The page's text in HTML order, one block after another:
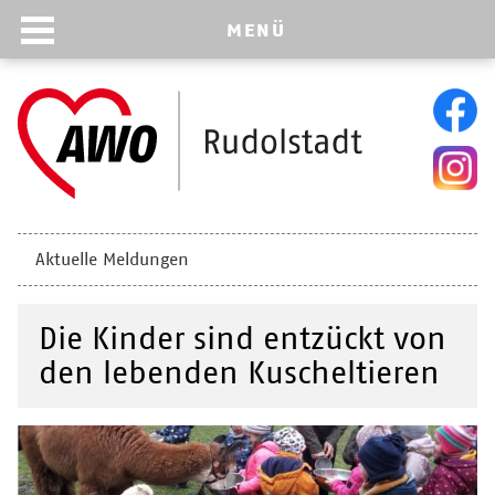
Navigation
überspringen
Aktuelle Meldungen
Die Kinder sind entzückt von
den lebenden Kuscheltieren
MENÜ